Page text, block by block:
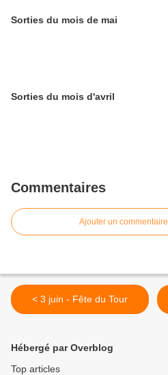
Sorties du mois de mai
Sorties du mois d'avril
Commentaires
Ajouter un commentaire
< 3 juin - Fête du Tour
Hébergé par Overblog
Top articles